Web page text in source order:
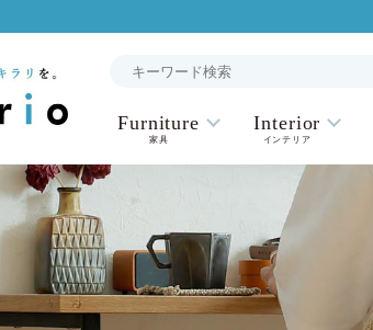
Furniture
家具
Interior
インテリア